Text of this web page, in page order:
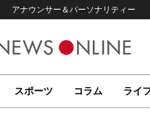
アナウンサー＆パーソナリティー
スポーツ コラム ライ